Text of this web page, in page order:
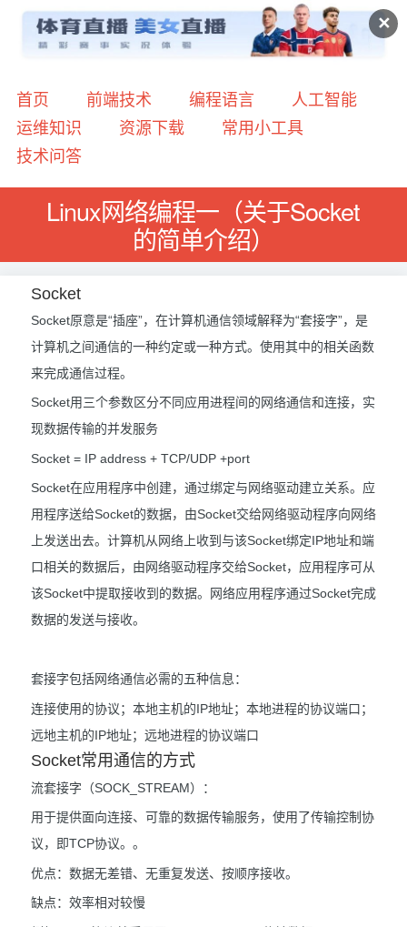
✕
首页 前端技术 编程语言
人工智能
运维知识
资源下载
常用小工具
技术问答
Linux网络编程一（关于Socket
的简单介绍）
Socket
Socket原意是“插座”，在计算机通信领域解释为“套接字”，是
计算机之间通信的一种约定或一种方式。使用其中的相关函数
来完成通信过程。
Socket用三个参数区分不同应用进程间的网络通信和连接，实
现数据传输的并发服务
Socket = IP address + TCP/UDP +port
Socket在应用程序中创建，通过绑定与网络驱动建立关系。应
用程序送给Socket的数据，由Socket交给网络驱动程序向网络
上发送出去。计算机从网络上收到与该Socket绑定IP地址和端
口相关的数据后，由网络驱动程序交给Socket，应用程序可从
该Socket中提取接收到的数据。网络应用程序通过Socket完成
数据的发送与接收。
套接字包括网络通信必需的五种信息：
连接使用的协议；本地主机的IP地址；本地进程的协议端口；
远地主机的IP地址；远地进程的协议端口
Socket常用通信的方式
流套接字（SOCK_STREAM）：
用于提供面向连接、可靠的数据传输服务，使用了传输控制协
议，即TCP协议。。
优点：数据无差错、无重复发送、按顺序接收。
缺点：效率相对较慢